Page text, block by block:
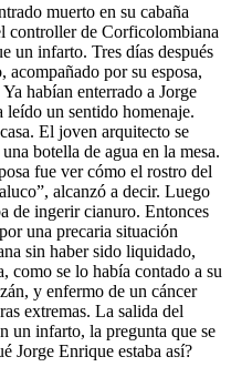
muerto en su cabaña
controller de Corficolombiana
un infarto. Tres días después
por su esposa,
habían enterrado a Jorge
un sentido homenaje.
El joven arquitecto se
botella de agua en la mesa.
fue ver cómo el rostro del
alcanzó a decir. Luego
de ingerir cianuro. Entonces
una precaria situación
sin haber sido liquidado,
como se lo había contado a su
y enfermo de un cáncer
extremas. La salida del
un infarto, la pregunta que se
Jorge Enrique estaba así?